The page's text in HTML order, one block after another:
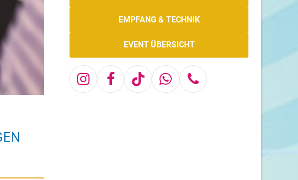
EMPFANG & TECHNIK
EVENT ÜBERSICHT
Instagram
Facebook
TiktokWhatsapp
Telefon